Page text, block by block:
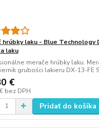
hrúbky laku - Blue Technology
laku
merače hrúbky laku.
grubości lakieru DX-13-FE
€
bez DPH
Pridať do košíka